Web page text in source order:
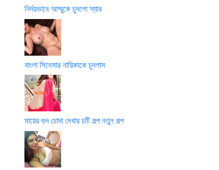
নির্দয়ভাবে আম্মুকে চুদলো স্যার
বাংলা সিনেমার নায়িকাকে চুদলাম
মায়ের গুদ চোদা দেখার চটি গল্প নতুন গল্প